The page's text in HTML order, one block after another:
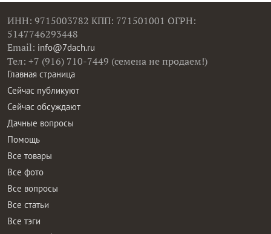
ИНН: 9715003782 КПП: 771501001 ОГРН:
5147746293448
Email: info@7dach.ru
Тел: +7 (916) 710-7449 (семена не продаем!)
Главная страница
Сейчас публикуют
Сейчас обсуждают
Дачные вопросы
Помощь
Все товары
Все фото
Все вопросы
Все статьи
Все тэги